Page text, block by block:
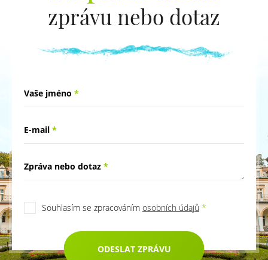
zprávu nebo dotaz
Vaše jméno *
E-mail *
Zpráva nebo dotaz *
Souhlasím se zpracováním osobních údajů *
ODESLAT ZPRÁVU